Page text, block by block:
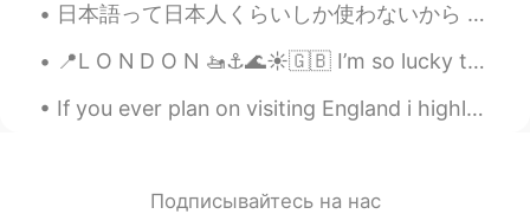
日本語って日本人くらいしか使わないから ハロートークで日本語を母国語にしてる人はだいたい日本人 日本語を勉強してる人からすればいいこと 間違った日本語を使う人と話すことにならんから でもそれに比...
📍L O N D O N 🚤⚓️🌊☀️🇬🇧 I’m so lucky to live so close to this....it’s so peaceful and relaxing 🙆‍♀️😍
If you ever plan on visiting England i highly recommend getting on the ferry and visiting the Isl...
Подписывайтесь на нас